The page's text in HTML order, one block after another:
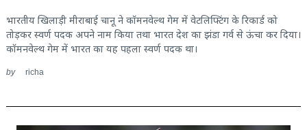
भारतीय खिलाड़ी मीराबाई चानू ने कॉमनवेल्थ गेम में वेटलिफ्टिंग के रिकार्ड को
तोड़कर स्वर्ण पदक अपने नाम किया तथा भारत देश का झंडा गर्व से ऊंचा कर दिया।
कॉमनवेल्थ गेम में भारत का यह पहला स्वर्ण पदक था।
by richa